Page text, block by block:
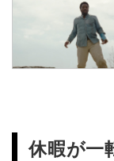
休暇が一